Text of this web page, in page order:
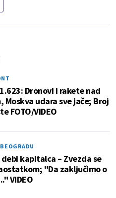
Dronovi i rakete nad
Moskva udara sve jače; Broj
FOTO/VIDEO
kapitalca – Zvezda se
"Da zaključimo o
VIDEO